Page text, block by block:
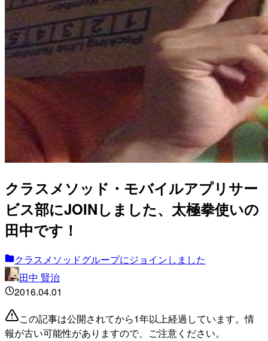
クラスメソッド・モバイルアプリサー
ビス部にJOINしました、太極拳使いの
田中です！
クラスメソッドグループにジョインしました
田中 賢治
2016.04.01
この記事は公開されてから1年以上経過しています。情
報が古い可能性がありますので、ご注意ください。